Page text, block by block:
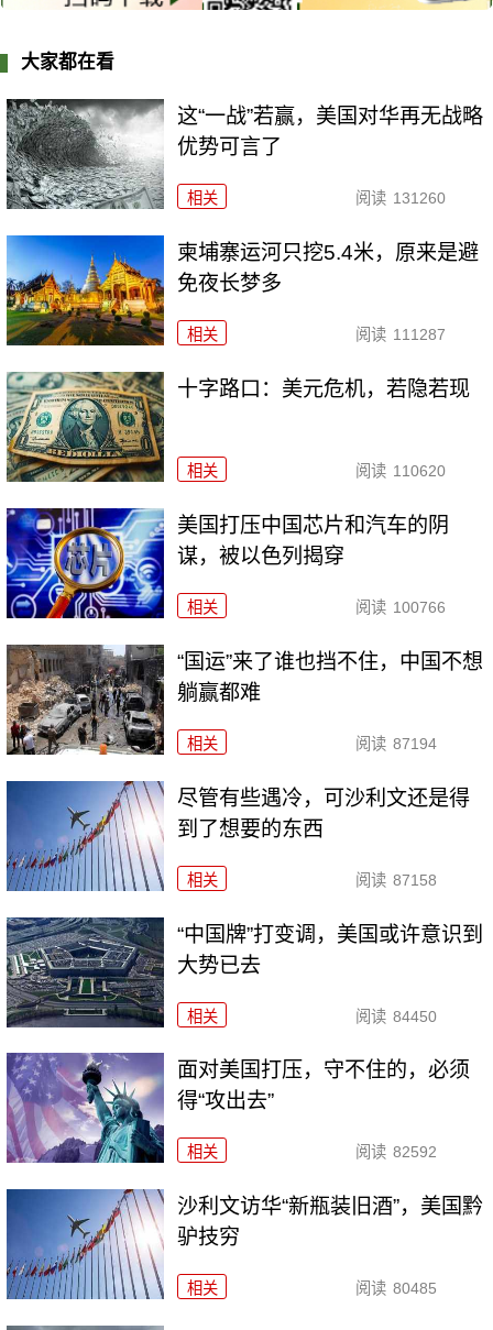
大家都在看
这“一战”若赢，美国对华再无战略
优势可言了
相关 阅读 131260
柬埔寨运河只挖5.4米，原来是避
免夜长梦多
相关 阅读 111287
十字路口：美元危机，若隐若现
相关 阅读 110620
美国打压中国芯片和汽车的阴
谋，被以色列揭穿
相关 阅读 100766
“国运”来了谁也挡不住，中国不想
躺赢都难
相关 阅读 87194
尽管有些遇冷，可沙利文还是得
到了想要的东西
相关 阅读 87158
“中国牌”打变调，美国或许意识到
大势已去
相关 阅读 84450
面对美国打压，守不住的，必须
得“攻出去”
相关 阅读 82592
沙利文访华“新瓶装旧酒”，美国黔
驴技穷
相关 阅读 80485